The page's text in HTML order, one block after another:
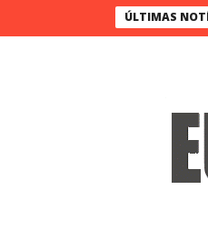
ÚLTIMAS
Homem que matou a